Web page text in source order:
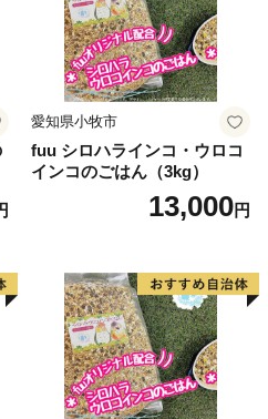
個人情報保護方針）につい
情報は、あわら市が責任をも
められた場合を除き、第三者
ることはございません。な
個人情報は、商品の発送、事
するふるさと納税関連イベン
ただき、その手段として、電
ット等の資料の郵送をさせて
の配信又は資料の郵送停止等
、ふるさと納税担当
愛知県小牧市
fuu シロハラインコ・ウロコ
インコのごはん（3kg）
13,000円